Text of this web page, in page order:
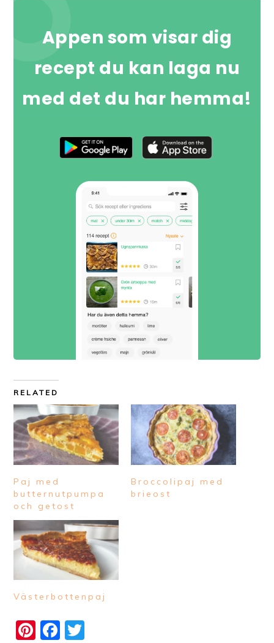
Appen som visar dig
recept du kan laga nu
med det du har hemma!
RELATED
Paj med
butternutpumpa
och getost
Broccolipaj med
brieost
Västerbottenpaj
Pinterest
Facebook